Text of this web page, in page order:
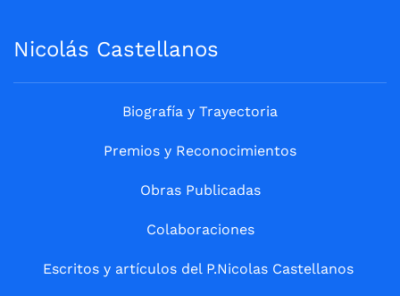
Nicolás Castellanos
Biografía y Trayectoria
Premios y Reconocimientos
Obras Publicadas
Colaboraciones
Escritos y artículos del P.Nicolas Castellanos